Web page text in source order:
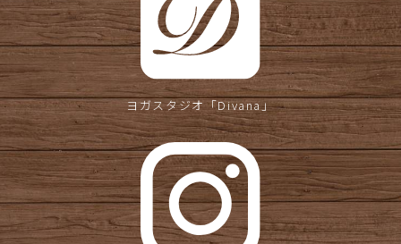
ヨガスタジオ「Divana」